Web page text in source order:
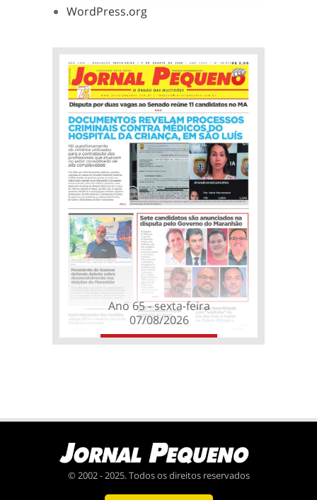
WordPress.org
Ano 65 - sexta-feira
07/08/2026
© 2002 - 2025. Todos os direitos reservados